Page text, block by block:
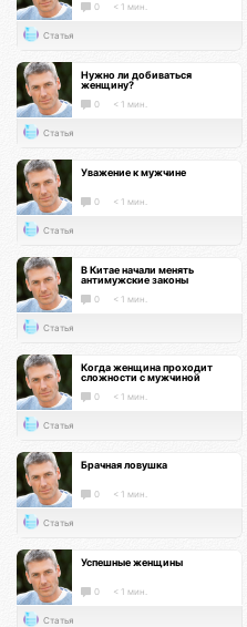
0 < 1 мин.
Статья
Нужно ли добиваться
женщину?
0 < 1 мин.
Статья
Уважение к мужчине
0 < 1 мин.
Статья
В Китае начали менять
антимужские законы
0 < 1 мин.
Статья
Когда женщина проходит
сложности с мужчиной
0 < 1 мин.
Статья
Брачная ловушка
0 < 1 мин.
Статья
Успешные женщины
0 < 1 мин.
Статья